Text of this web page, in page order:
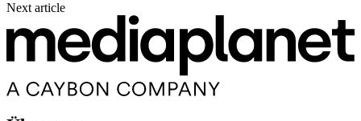
Next article